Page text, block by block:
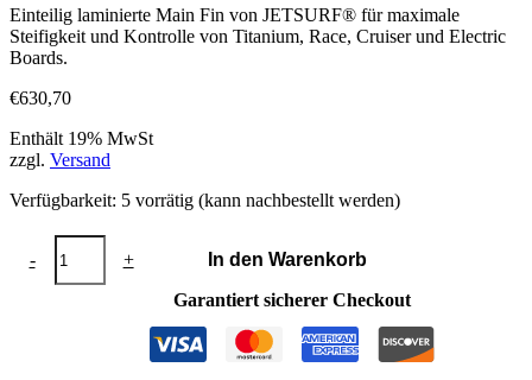
Einteilig laminierte Main Fin von JETSURF® für maximale
Steifigkeit und Kontrolle von Titanium, Race, Cruiser und Electric
Boards.
€630,70
Enthält 19% MwSt
zzgl. Versand
Verfügbarkeit: 5 vorrätig (kann nachbestellt werden)
-
Fin
Performance
+
In den Warenkorb
Garantiert sicherer Checkout